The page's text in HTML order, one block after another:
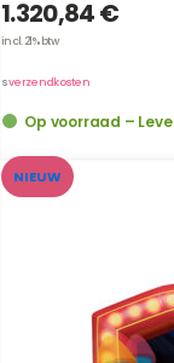
1.320,84€
incl. 21% btw
verzendkosten
Op voorraad –
NIEUW